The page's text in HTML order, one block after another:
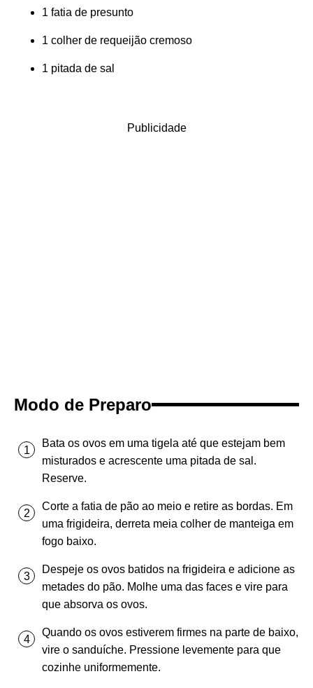
1 fatia de presunto
1 colher de requeijão cremoso
1 pitada de sal
Publicidade
Modo de Preparo
Bata os ovos em uma tigela até que estejam bem
misturados e acrescente uma pitada de sal.
Reserve.
Corte a fatia de pão ao meio e retire as bordas. Em
uma frigideira, derreta meia colher de manteiga em
fogo baixo.
Despeje os ovos batidos na frigideira e adicione as
metades do pão. Molhe uma das faces e vire para
que absorva os ovos.
Quando os ovos estiverem firmes na parte de baixo,
vire o sanduíche. Pressione levemente para que
cozinhe uniformemente.